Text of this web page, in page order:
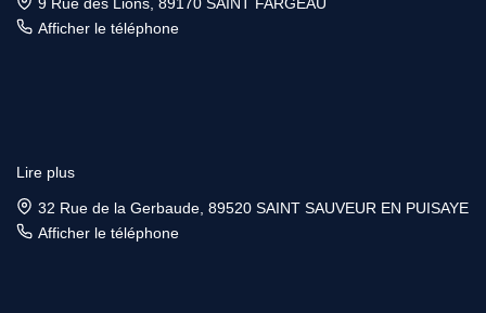
Afficher le téléphone
Lire plus
32 Rue de la Gerbaude, 89520 SAINT SAUVEUR EN PUISAYE
Afficher le téléphone